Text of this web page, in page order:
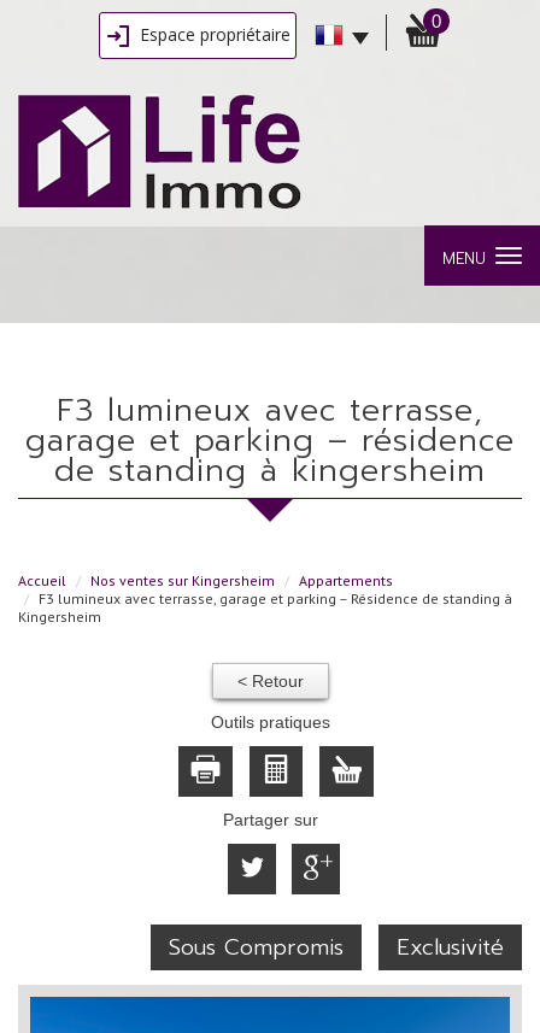
Espace propriétaire
0
MENU
f3 lumineux avec terrasse,
garage et parking – résidence
de standing à kingersheim
Accueil Nos ventes sur Kingersheim
Appartements
F3 lumineux avec terrasse, garage et parking – Résidence de standing à
Kingersheim
< Retour
Outils pratiques
Partager sur
Sous Compromis Exclusivité